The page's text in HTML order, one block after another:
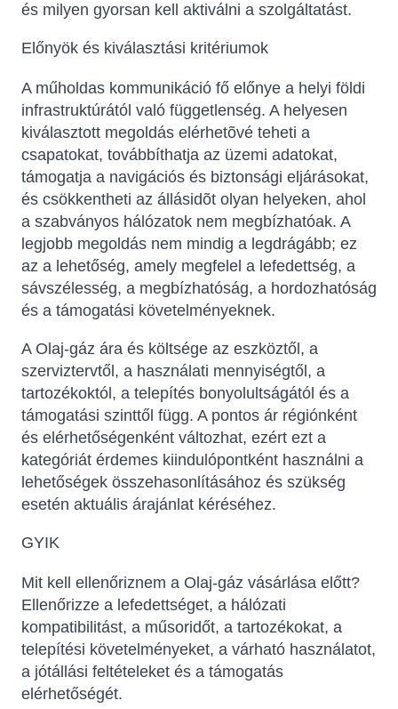
és milyen gyorsan kell aktiválni a szolgáltatást.
Előnyök és kiválasztási kritériumok
A műholdas kommunikáció fő előnye a helyi földi
infrastruktúrától való függetlenség. A helyesen
kiválasztott megoldás elérhetõvé teheti a
csapatokat, továbbíthatja az üzemi adatokat,
támogatja a navigációs és biztonsági eljárásokat,
és csökkentheti az állásidõt olyan helyeken, ahol
a szabványos hálózatok nem megbízhatóak. A
legjobb megoldás nem mindig a legdrágább; ez
az a lehetőség, amely megfelel a lefedettség, a
sávszélesség, a megbízhatóság, a hordozhatóság
és a támogatási követelményeknek.
A Olaj-gáz ára és költsége az eszköztől, a
szerviztervtől, a használati mennyiségtől, a
tartozékoktól, a telepítés bonyolultságától és a
támogatási szinttől függ. A pontos ár régiónként
és elérhetőségenként változhat, ezért ezt a
kategóriát érdemes kiindulópontként használni a
lehetőségek összehasonlításához és szükség
esetén aktuális árajánlat kéréséhez.
GYIK
Mit kell ellenőriznem a Olaj-gáz vásárlása előtt?
Ellenőrizze a lefedettséget, a hálózati
kompatibilitást, a műsoridőt, a tartozékokat, a
telepítési követelményeket, a várható használatot,
a jótállási feltételeket és a támogatás
elérhetőségét.